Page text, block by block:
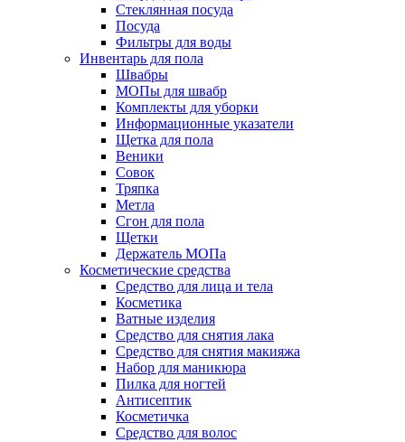
Стеклянная посуда
Посуда
Фильтры для воды
Инвентарь для пола
Швабры
МОПы для швабр
Комплекты для уборки
Информационные указатели
Щетка для пола
Веники
Совок
Тряпка
Метла
Сгон для пола
Щетки
Держатель МОПа
Косметические средства
Средство для лица и тела
Косметика
Ватные изделия
Средство для снятия лака
Средство для снятия макияжа
Набор для маникюра
Пилка для ногтей
Антисептик
Косметичка
Средство для волос